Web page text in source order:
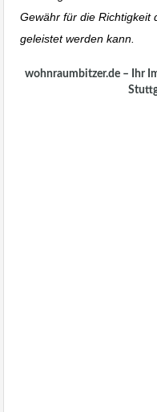
Gewähr für die Richtigkeit
geleistet werden kann.
wohnraumbitzer.de – Ihr